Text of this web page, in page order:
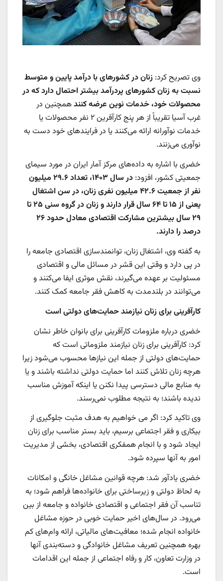
وی تصریح کرد: زنان در کشورهای با درآمد پایین و متوسط
نسبت به زنان کشورهای پردرآمد بیشتر احتمال دارد که در
محصولات خود، خدمات نوین عرضه کنندهمچنین در
غرب آسیا تقریباً از هر پنج کارآفرین ۲ نفر محصولات یا
خدمات نوآورانه ارائه می‌کنند یا در فرایندهای خود دست به
نوآوری می‌زنند.
خضری با اشاره به داده‌های مرکز آمار ایران در مورد سیمای
جمعیتی کشور، افزود:
در سال ۱۴۰۳، تعداد ۲۹.۶ میلیون
نفر از جمعیت ۴۲.۶ میلیون نفری زنان، در سن اشتغال
یعنی از ۱۵ تا ۶۴ سال قرار دارند و زنان در گروه سنی ۲۵ تا
۲۹ سال بیشترین مشارکت اقتصادی معادل حدود ۲۶
درصد را دارند.
به گفته وی، اشتغال زنان، توانمندسازی اقتصادی جامعه را
در پی دارد و وقتی این قشر در مسائل مالی و اقتصادی
مسئولیت بر عهده می‌گیرند، نقش موثری ایفا می‌کنند و
می‌توانند در بلندمدت به کاهش فقر جامعه کمک کنند.
کارآفرینی برای زنان نیازمند حمایت‌های دولتی است
خضری درباره ملزومات کارآفرینی برای بانوان خاطر نشان
کرد: کارآفرینی برای زنان نیازمند ملزوماتی است که
حمایت‌های دولتی از جمله این نیازها محسوب می‌شود زیرا
هرچه زنان تلاش کنند اما حمایت دولتی نداشته باشند و یا
به منابع مالی دسترسی پیدا نکنن یا اینکه آموزش مناسب
ندیده باشند؛ به نتیجه مطلوب نمی‌رسند.
وی تاکید کرد: اگر می خواهیم به هدف مثبت جلوگیری از
بیکاری و فقر اجتماعی برسیم، باید بستر مناسب برای زنان
ایجاد شود و با انجام همفکری اقتصادی، بخشی از مدیریت
امور به آنها سپرده شود.
خضری یادآور شد: هرچه قوانین مشاغل خانگی و امکانات
به لحاظ دولتی و زیرساختی برای خانواده‌ها فراهم شود؛ به
تناسب آن فقر اجتماعی و اقتصادی خانواده و جامعه از بین
می‌رود. در سال‌های اخیر حمایت خوبی در حوزه مشاغل
خانواده انجام شده؛ معافیت‌های مالیاتی، ارائه وام‌های کم
بهره همچنین تعریف مشاغل خانوادگی و دسته‌بندی آنها
در وزارت تعاون، کار و رفاه اجتماعی از جمله این اقدامات
است.